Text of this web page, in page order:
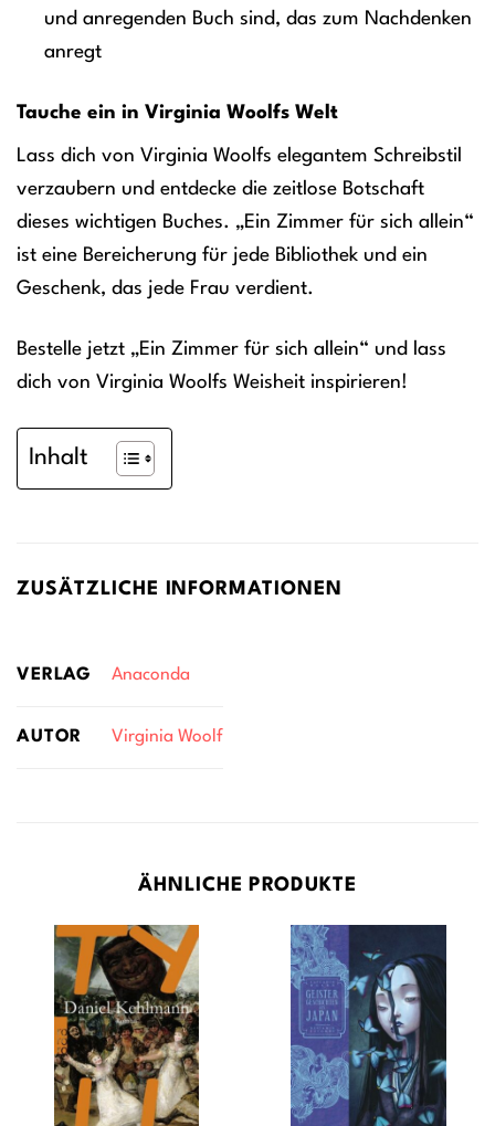
und anregenden Buch sind, das zum Nachdenken
anregt
Tauche ein in Virginia Woolfs Welt
Lass dich von Virginia Woolfs elegantem Schreibstil
verzaubern und entdecke die zeitlose Botschaft
dieses wichtigen Buches. „Ein Zimmer für sich allein“
ist eine Bereicherung für jede Bibliothek und ein
Geschenk, das jede Frau verdient.
Bestelle jetzt „Ein Zimmer für sich allein“ und lass
dich von Virginia Woolfs Weisheit inspirieren!
Inhalt
ZUSÄTZLICHE INFORMATIONEN
VERLAG Anaconda
AUTOR Virginia Woolf
ÄHNLICHE PRODUKTE